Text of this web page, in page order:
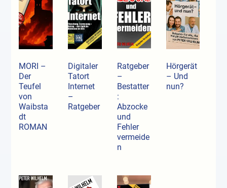
MORI –
Der
Teufel
von
Waibsta
dt
ROMAN
Digitaler
Tatort
Internet
–
Ratgeber
Ratgeber
–
Bestatter
:
Abzocke
und
Fehler
vermeide
n
Hörgerät
– Und
nun?